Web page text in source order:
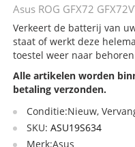
Asus ROG GFX72
Verkeert de batterij van uw
staat of werkt deze
toestel weer naar
Alle artikelen worden
betaling verzonden.
Conditie:Nieuw,
SKU:ASU19S634
Merk:Asus